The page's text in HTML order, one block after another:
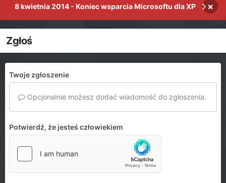
8 kwietnia 2014 - Koniec wsparcia Microsoftu dla XP ×
Zgłoś
Twoje zgłoszenie
Opcjonalnie możesz dodać wiadomość do zgłoszenia.
Potwierdź, że jesteś człowiekiem